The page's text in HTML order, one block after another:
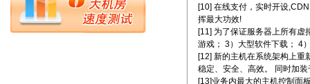
[10] 在线支付，实时开设
挥最大功效!
[11] 为了保证服务器上所有虚
游戏； 3）大型软件下载； 4
[12] 新的主机在系统架构上重
稳定、安全、高效。 同时加
[13]业务内最大的主机控制面